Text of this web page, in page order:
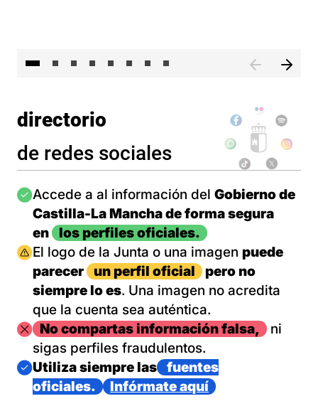
directorio
de redes sociales
Imagen
Accede a al información del Gobierno de
Castilla-La Mancha de forma segura
en
los perfiles oficiales.
Imagen
El logo de la Junta o una imagen puede
parecer
un perfil oficial
pero no
siempre lo es. Una imagen no acredita
que la cuenta sea auténtica.
ImagenNo compartas información falsa,
ni
sigas perfiles fraudulentos.
Imagen
Utiliza siempre las
fuentes
oficiales.
Infórmate aquí